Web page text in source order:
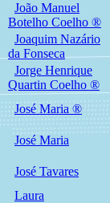
João Manuel
Botelho Coelho ®
Joaquim Nazário
da Fonseca
Jorge Henrique
Quartin Coelho ®
José Maria ®
José Maria
José Tavares
Laura